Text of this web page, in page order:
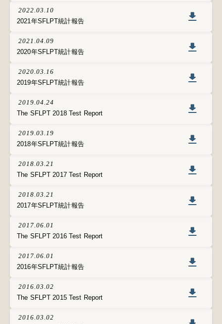
2022.03.10
2021年SFLPT統計報告
2021.04.09
2020年SFLPT統計報告
2020.03.16
2019年SFLPT統計報告
2019.04.24
The SFLPT 2018 Test Report
2019.03.19
2018年SFLPT統計報告
2018.03.21
The SFLPT 2017 Test Report
2018.03.21
2017年SFLPT統計報告
2017.06.01
The SFLPT 2016 Test Report
2017.06.01
2016年SFLPT統計報告
2016.03.02
The SFLPT 2015 Test Report
2016.03.02